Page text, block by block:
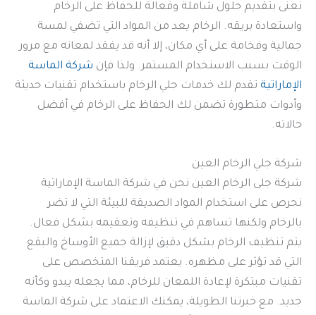
نُعنى بتقديم حلول شاملة وفعالة للحفاظ على الرخام
واستعادة بريقه. الرخام يعد من المواد التي تضفي لمسة
جمالية وفخامة على أي مكان، إلا أنه قد يفقد لمعانه مع مرور
الوقت بسبب الاستخدام المستمر. ولذا فإن شركة الماسة
الإماراتية تقدم لك خدمات جلي الرخام باستخدام تقنيات حديثة
وأدوات متطورة تضمن لك الحفاظ على الرخام في أفضل
حالاته.
شركة جلي الرخام العين
شركة جلى الرخام العين نحن في شركة الماسة الإماراتية
نحرص على استخدام المواد الصديقة للبيئة التي لا تضر
بالرخام ولكنها تساهم في تنظيفه وتعقيمه بشكل فعال.
يتم تنظيف الرخام بشكل دقيق لإزالة جميع الأوساخ والبقع
التي قد تؤثر على مظهره. يعتمد فريقنا المتخصص على
تقنيات مبتكرة لإعادة اللمعان للرخام، مما يجعله يبدو وكأنه
جديد. مع خبرتنا الطويلة، يمكنك الاعتماد على شركة الماسة